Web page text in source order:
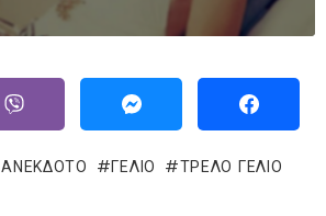
ΑΝΕΚΔΟΤΟ ΓΈΛΙΟ ΤΡΕΛΌ ΓΈΛΙΟ